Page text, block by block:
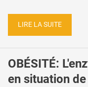
LIRE LA SUITE
OBÉSITÉ:
en situation